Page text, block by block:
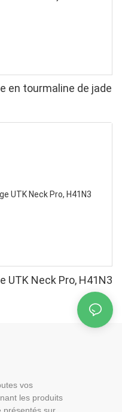
en tourmaline de jade
Neck Pro, H41N3
vos
les produits